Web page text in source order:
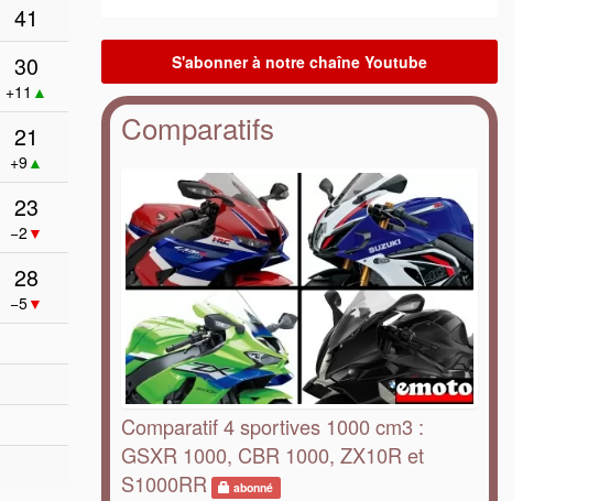
41
30
+11 ▲
21
+9▲
23
−2 ▼
28
−5▼
Comparatifs
Comparatif 4 sportives 1000 cm3 :
GSXR 1000, CBR 1000, ZX10R et
S1000RR
abonné